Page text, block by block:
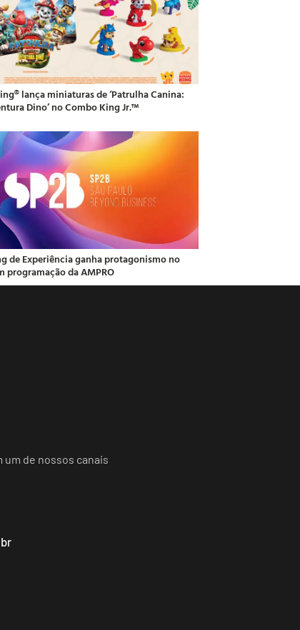
lança miniaturas de ‘Patrulha Canina:
Dino’ no Combo King Jr.™
de Experiência ganha protagonismo no
programação da AMPRO
de nossos canais